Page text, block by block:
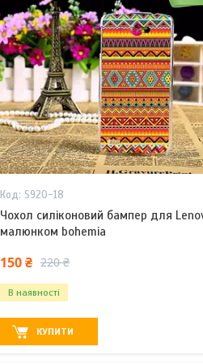
S920-18
Чохол силіконовий бампер для
малюнком bohemia
150 ₴ 220 ₴
В наявності
КУПИТИ